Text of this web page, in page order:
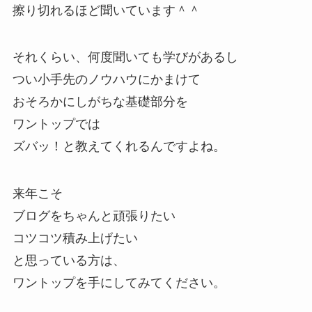
擦り切れるほど聞いています＾＾
それくらい、何度聞いても学びがあるし
つい小手先のノウハウにかまけて
おそろかにしがちな基礎部分を
ワントップでは
ズバッ！と教えてくれるんですよね。
来年こそ
ブログをちゃんと頑張りたい
コツコツ積み上げたい
と思っている方は、
ワントップを手にしてみてください。